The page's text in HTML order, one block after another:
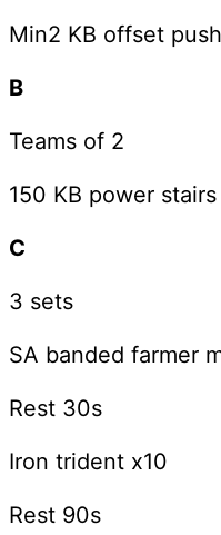
Min2 KB offset
B
Teams of 2
150 KB power
C
3 sets
SA banded farmer
Rest 30s
Iron trident x10
Rest 90s